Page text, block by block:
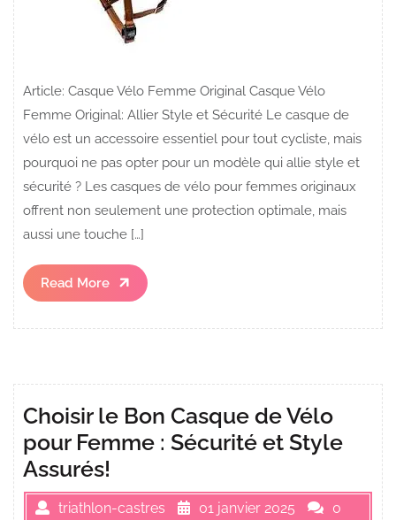
Article: Casque Vélo Femme Original Casque Vélo
Femme Original: Allier Style et Sécurité Le casque de
vélo est un accessoire essentiel pour tout cycliste, mais
pourquoi ne pas opter pour un modèle qui allie style et
sécurité ? Les casques de vélo pour femmes originaux
offrent non seulement une protection optimale, mais
aussi une touche […]
Read More
Read
More
Choisir le Bon Casque de Vélo
pour Femme : Sécurité et Style
Assurés!
triathlon-castres 01 janvier 2025
0